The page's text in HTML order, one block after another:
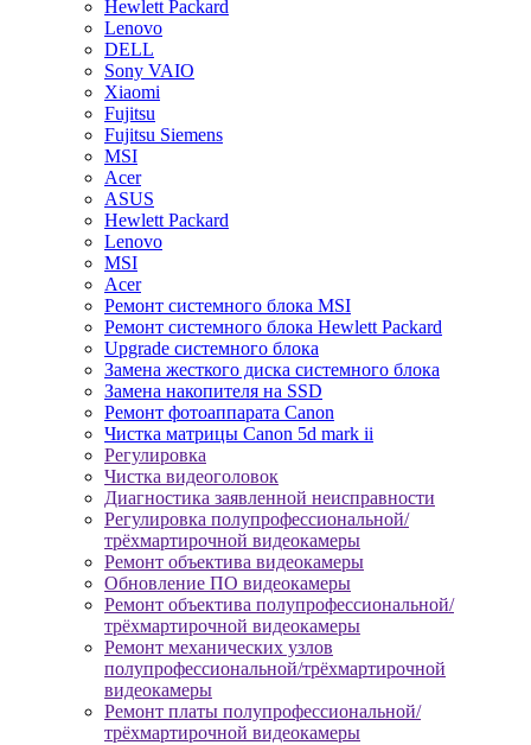
Hewlett Packard
Lenovo
DELL
Sony VAIO
Xiaomi
Fujitsu
Fujitsu Siemens
MSI
Acer
ASUS
Hewlett Packard
Lenovo
MSI
Acer
Ремонт системного блока MSI
Ремонт системного блока Hewlett Packard
Upgrade системного блока
Замена жесткого диска системного блока
Замена накопителя на SSD
Ремонт фотоаппарата Canon
Чистка матрицы Canon 5d mark ii
Регулировка
Чистка видеоголовок
Диагностика заявленной неисправности
Регулировка полупрофессиональной/
трёхмартирочной видеокамеры
Ремонт объектива видеокамеры
Обновление ПО видеокамеры
Ремонт объектива полупрофессиональной/
трёхмартирочной видеокамеры
Ремонт механических узлов
полупрофессиональной/трёхмартирочной
видеокамеры
Ремонт платы полупрофессиональной/
трёхмартирочной видеокамеры